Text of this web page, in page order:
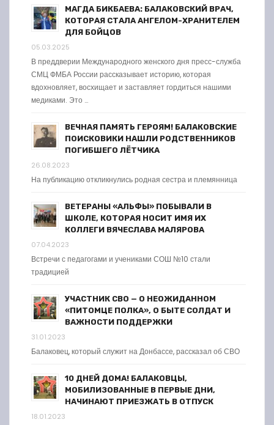
МАГДА БИКБАЕВА: БАЛАКОВСКИЙ ВРАЧ,
КОТОРАЯ СТАЛА АНГЕЛОМ-ХРАНИТЕЛЕМ
ДЛЯ БОЙЦОВ
05.03.2025
В преддверии Международного женского дня пресс-служба
СМЦ ФМБА России рассказывает историю, которая
вдохновляет, восхищает и заставляет гордиться нашими
медиками. Это …
ВЕЧНАЯ ПАМЯТЬ ГЕРОЯМ! БАЛАКОВСКИЕ
ПОИСКОВИКИ НАШЛИ РОДСТВЕННИКОВ
ПОГИБШЕГО ЛЁТЧИКА
26.08.2023
На публикацию откликнулись родная сестра и племянница
ВЕТЕРАНЫ «АЛЬФЫ» ПОБЫВАЛИ В
ШКОЛЕ, КОТОРАЯ НОСИТ ИМЯ ИХ
КОЛЛЕГИ ВЯЧЕСЛАВА МАЛЯРОВА
07.04.2023
Встречи с педагогами и учениками СОШ №10 стали
традицией
УЧАСТНИК СВО — О НЕОЖИДАННОМ
«ПИТОМЦЕ ПОЛКА», О БЫТЕ СОЛДАТ И
ВАЖНОСТИ ПОДДЕРЖКИ
31.01.2023
Балаковец, который служит на Донбассе, рассказал об СВО
10 ДНЕЙ ДОМА! БАЛАКОВЦЫ,
МОБИЛИЗОВАННЫЕ В ПЕРВЫЕ ДНИ,
НАЧИНАЮТ ПРИЕЗЖАТЬ В ОТПУСК
18.01.2023